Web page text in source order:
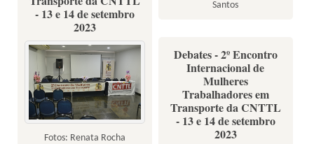
Santos
- 13 e 14 de setembro
2023
Fotos: Renata Rocha
Debates - 2º Encontro
Internacional de
Mulheres
Trabalhadores em
Transporte da CNTTL
- 13 e 14 de setembro
2023